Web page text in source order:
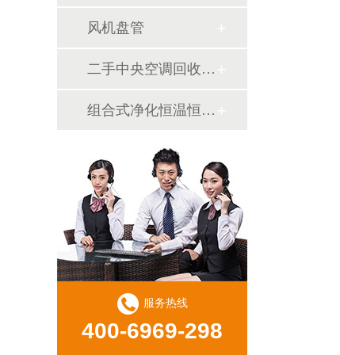
风机盘管
二手中央空调回收销售
组合式净化恒温恒湿机
服务热线
400-6969-298